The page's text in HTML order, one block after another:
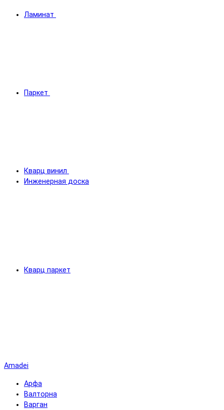
Ламинат
Паркет
Кварц винил
Инженерная доска
Кварц паркет
Amadei
Арфа
Валторна
Варган